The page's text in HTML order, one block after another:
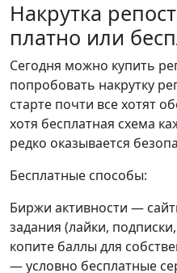
Накрутка
платно или
Сегодня можно купить
попробовать накрутку
старте почти все хотят
хотя бесплатная схема
редко оказывается
Бесплатные способы:
Биржи активности —
задания (лайки,
копите баллы для
— условно бесплатные